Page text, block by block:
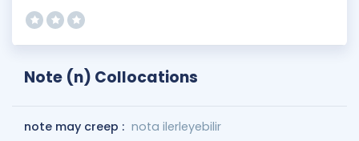
Note (n) Collocations
note may creep : nota ilerleyebilir